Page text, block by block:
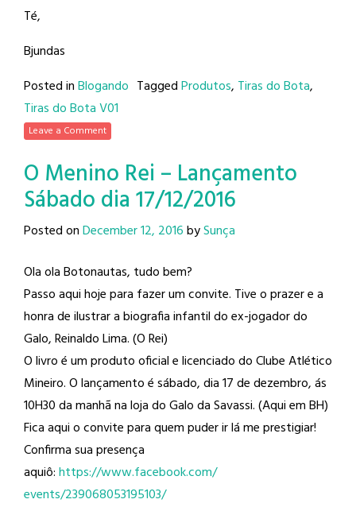
Té,
Bjundas
Posted inBlogando TaggedProdutos, Tiras do Bota,
Tiras do Bota V01
Leave a Comment
O Menino Rei – Lançamento
Sábado dia 17/12/2016
Posted onDecember 12, 2016bySunça
Ola ola Botonautas, tudo bem?
Passo aqui hoje para fazer um convite. Tive o prazer e a
honra de ilustrar a biografia infantil do ex-jogador do
Galo, Reinaldo Lima​. (O Rei)
O livro é um produto oficial e licenciado do Clube Atlético
Mineiro​. O lançamento é sábado, dia 17 de dezembro, ás
10H30 da manhã na loja do Galo da Savassi. (Aqui em BH)
Fica aqui o convite para quem puder ir lá me prestigiar!
Confirma sua presença
aquiô:https://www.facebook.com/
events/239068053195103/